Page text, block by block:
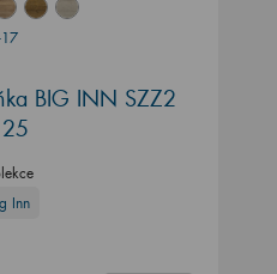
BIG INN SZZ2
Inn